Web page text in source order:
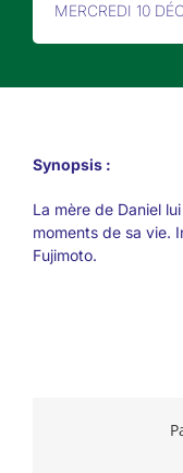
MERCREDI 10
Synopsis :
La mère de Daniel
moments de sa vie.
Fujimoto.